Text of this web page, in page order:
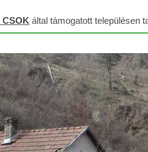
által támogatott településen